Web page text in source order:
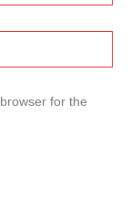
for the